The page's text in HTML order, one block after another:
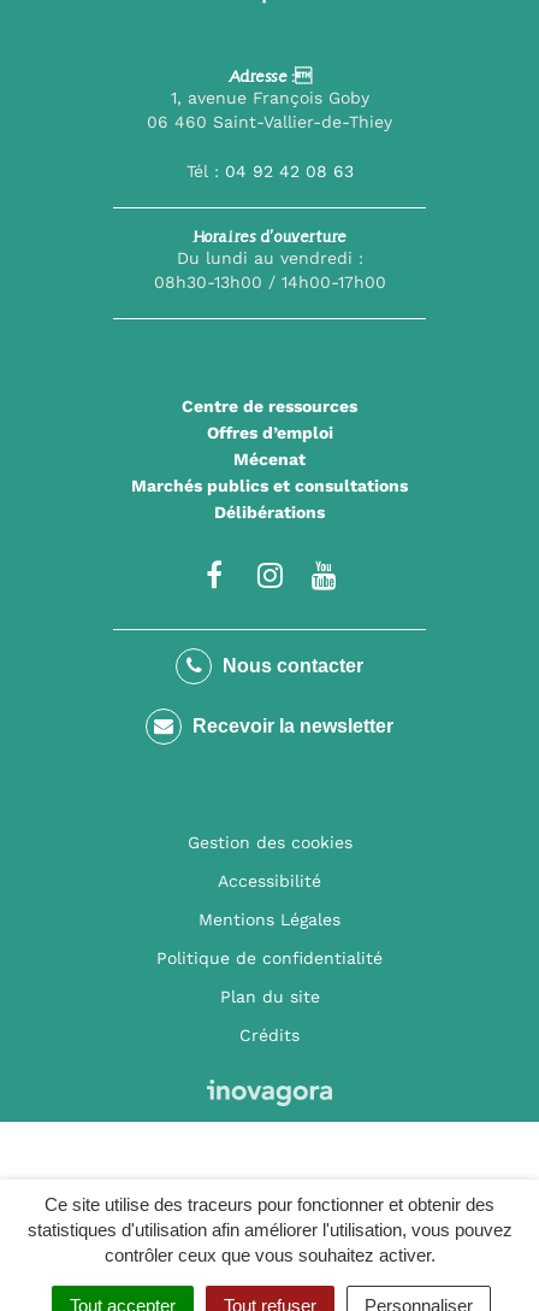
Ce site utilise des traceurs pour fonctionner et obtenir des
statistiques d'utilisation afin améliorer l'utilisation, vous pouvez
contrôler ceux que vous souhaitez activer.
Tout accepter Tout refuser Personnaliser
Adresse :
1, avenue François Goby
06 460 Saint-Vallier-de-Thiey
Tél : 04 92 42 08 63
Horaires d’ouverture
Du lundi au vendredi :
08h30-13h00 / 14h00-17h00
Centre de ressources
Offres d’emploi
Mécenat
Marchés publics et consultations
Délibérations
Lien
le
Facebook
Lien
le
Instagram
la
Youtube
Nous contacter
Recevoir la newsletter
Gestion des cookies
Accessibilité
Mentions Légales
Politique de confidentialité
Plan du site
Crédits